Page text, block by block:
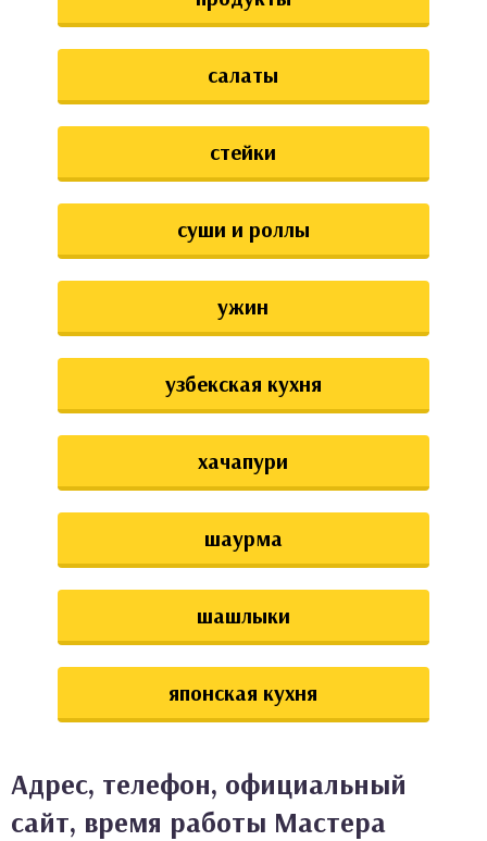
салаты
стейки
суши и роллы
ужин
узбекская кухня
хачапури
шаурма
шашлыки
японская кухня
Адрес, телефон, официальный
сайт, время работы Мастера